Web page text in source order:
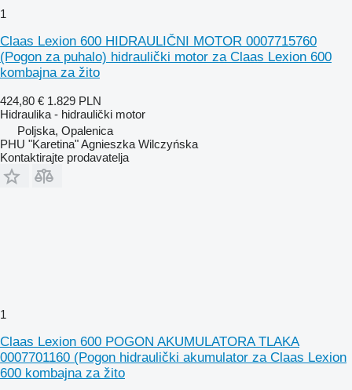
1
Claas Lexion 600 HIDRAULIČNI MOTOR 0007715760
(Pogon za puhalo) hidraulički motor za Claas Lexion 600
kombajna za žito
424,80 € 1.829 PLN
Hidraulika - hidraulički motor
Poljska, Opalenica
PHU "Karetina" Agnieszka Wilczyńska
Kontaktirajte prodavatelja
1
Claas Lexion 600 POGON AKUMULATORA TLAKA
0007701160 (Pogon hidraulički akumulator za Claas Lexion
600 kombajna za žito